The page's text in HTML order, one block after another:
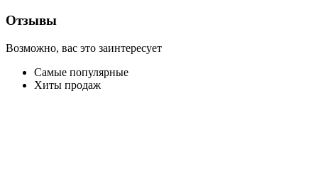
Отзывы
Возможно, вас это заинтересует
Самые популярные
Хиты продаж